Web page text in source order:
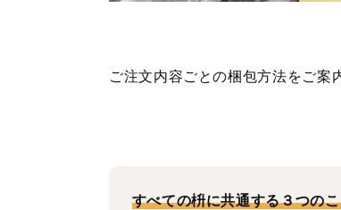
ご注文内容ごとの梱包方法をご案
すべての枡に共通する３つの